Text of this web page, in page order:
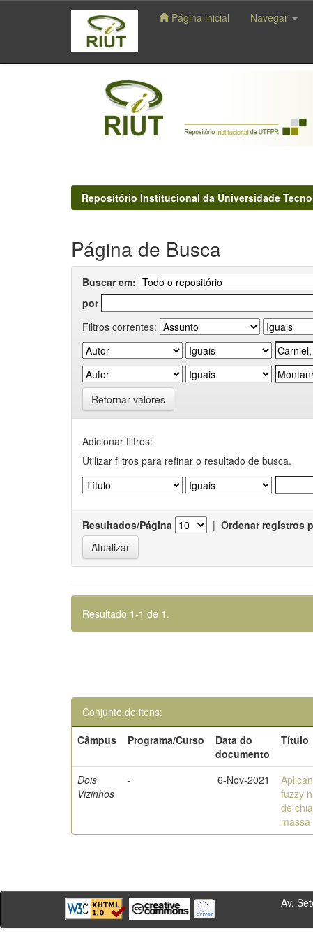
navigation
Página inicial Navegar
Repositório Institucional da Universidade
Página de Busca
Buscar em:
por
Filtros correntes:
Retornar valores
Adicionar filtros:
Utilizar filtros para refinar o resultado de busca.
Resultados/Página | Ordenar registros
Resultado 1-1 de 1.
Conjunto de itens:
Câmpus
Programa/Curso
Data do
documento
Título
Dois
Vizinhos
- 6-Nov-2021
fuzzy
de
massa
Av. Sete de